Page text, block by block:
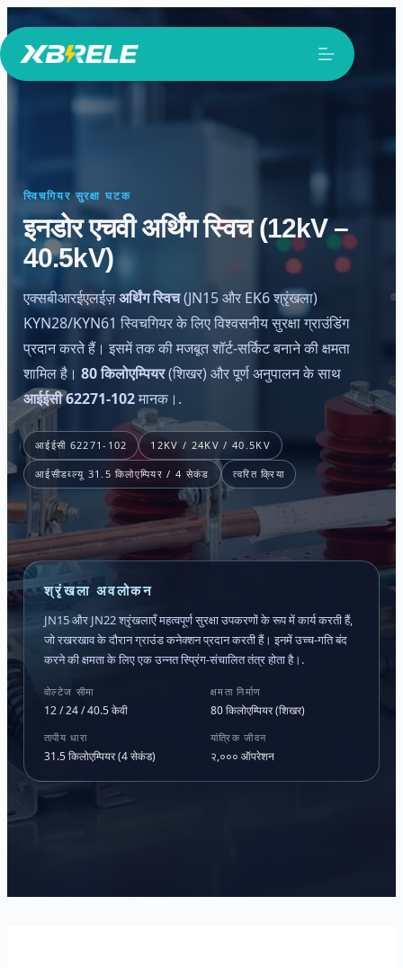
सामग्री
पर
जाएं
स्विचगियर सुरक्षा घटक
इनडोर एचवी अर्थिंग स्विच (12kV –
40.5kV)
एक्सबीआरईएलईज़अर्थिंग स्विच(JN15 और EK6 श्रृंखला)
KYN28/KYN61 स्विचगियर के लिए विश्वसनीय सुरक्षा ग्राउंडिंग
प्रदान करते हैं। इसमें तक की मजबूत शॉर्ट-सर्किट बनाने की क्षमता
शामिल है। 80 किलोएम्पियर(शिखर) और पूर्ण अनुपालन के साथ
आईईसी 62271-102मानक।.
आईईसी 62271-102 12KV / 24KV / 40.5KV
आईसीडब्ल्यू 31.5 किलोएम्पियर / 4 सेकंड त्वरित क्रिया
श्रृंखला अवलोकन
JN15 और JN22 श्रृंखलाएँ महत्वपूर्ण सुरक्षा उपकरणों के रूप में कार्य करती हैं,
जो रखरखाव के दौरान ग्राउंड कनेक्शन प्रदान करती हैं। इनमें उच्च-गति बंद
करने की क्षमता के लिए एक उन्नत स्प्रिंग-संचालित तंत्र होता है।.
वोल्टेज सीमा
12 / 24 / 40.5 केवी
क्षमता निर्माण
80 किलोएम्पियर (शिखर)
तापीय धारा
31.5 किलोएम्पियर (4 सेकंड)
यांत्रिक जीवन
२,००० ऑपरेशन